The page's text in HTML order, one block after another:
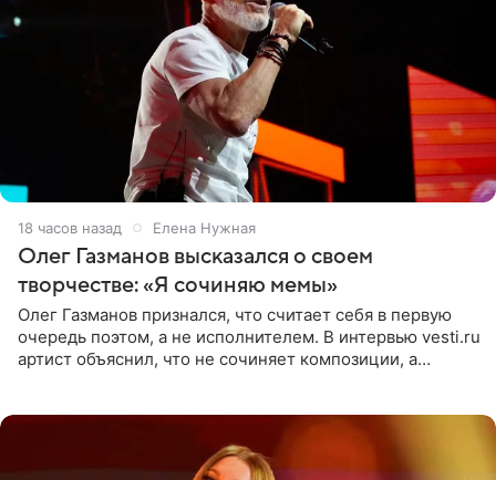
18 часов назад Елена Нужная
Олег Газманов высказался о своем
творчестве: «Я сочиняю мемы»
Олег Газманов признался, что считает себя в первую
очередь поэтом, а не исполнителем. В интервью vesti.ru
артист объяснил, что не сочиняет композиции, а